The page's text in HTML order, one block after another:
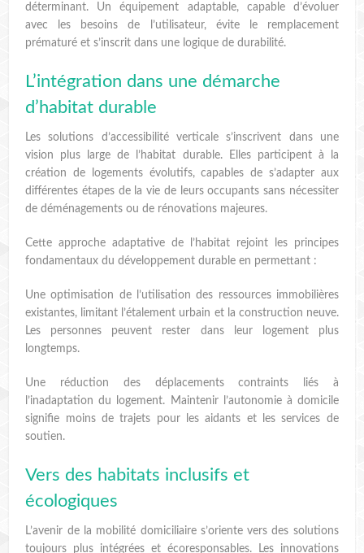
déterminant. Un équipement adaptable, capable d’évoluer
avec les besoins de l’utilisateur, évite le remplacement
prématuré et s’inscrit dans une logique de durabilité.
L’intégration dans une démarche
d’habitat durable
Les solutions d’accessibilité verticale s’inscrivent dans une
vision plus large de l’habitat durable. Elles participent à la
création de logements évolutifs, capables de s’adapter aux
différentes étapes de la vie de leurs occupants sans nécessiter
de déménagements ou de rénovations majeures.
Cette approche adaptative de l’habitat rejoint les principes
fondamentaux du développement durable en permettant :
Une optimisation de l’utilisation des ressources immobilières
existantes, limitant l’étalement urbain et la construction neuve.
Les personnes peuvent rester dans leur logement plus
longtemps.
Une réduction des déplacements contraints liés à
l’inadaptation du logement. Maintenir l’autonomie à domicile
signifie moins de trajets pour les aidants et les services de
soutien.
Vers des habitats inclusifs et
écologiques
L’avenir de la mobilité domiciliaire s’oriente vers des solutions
toujours plus intégrées et écoresponsables. Les innovations